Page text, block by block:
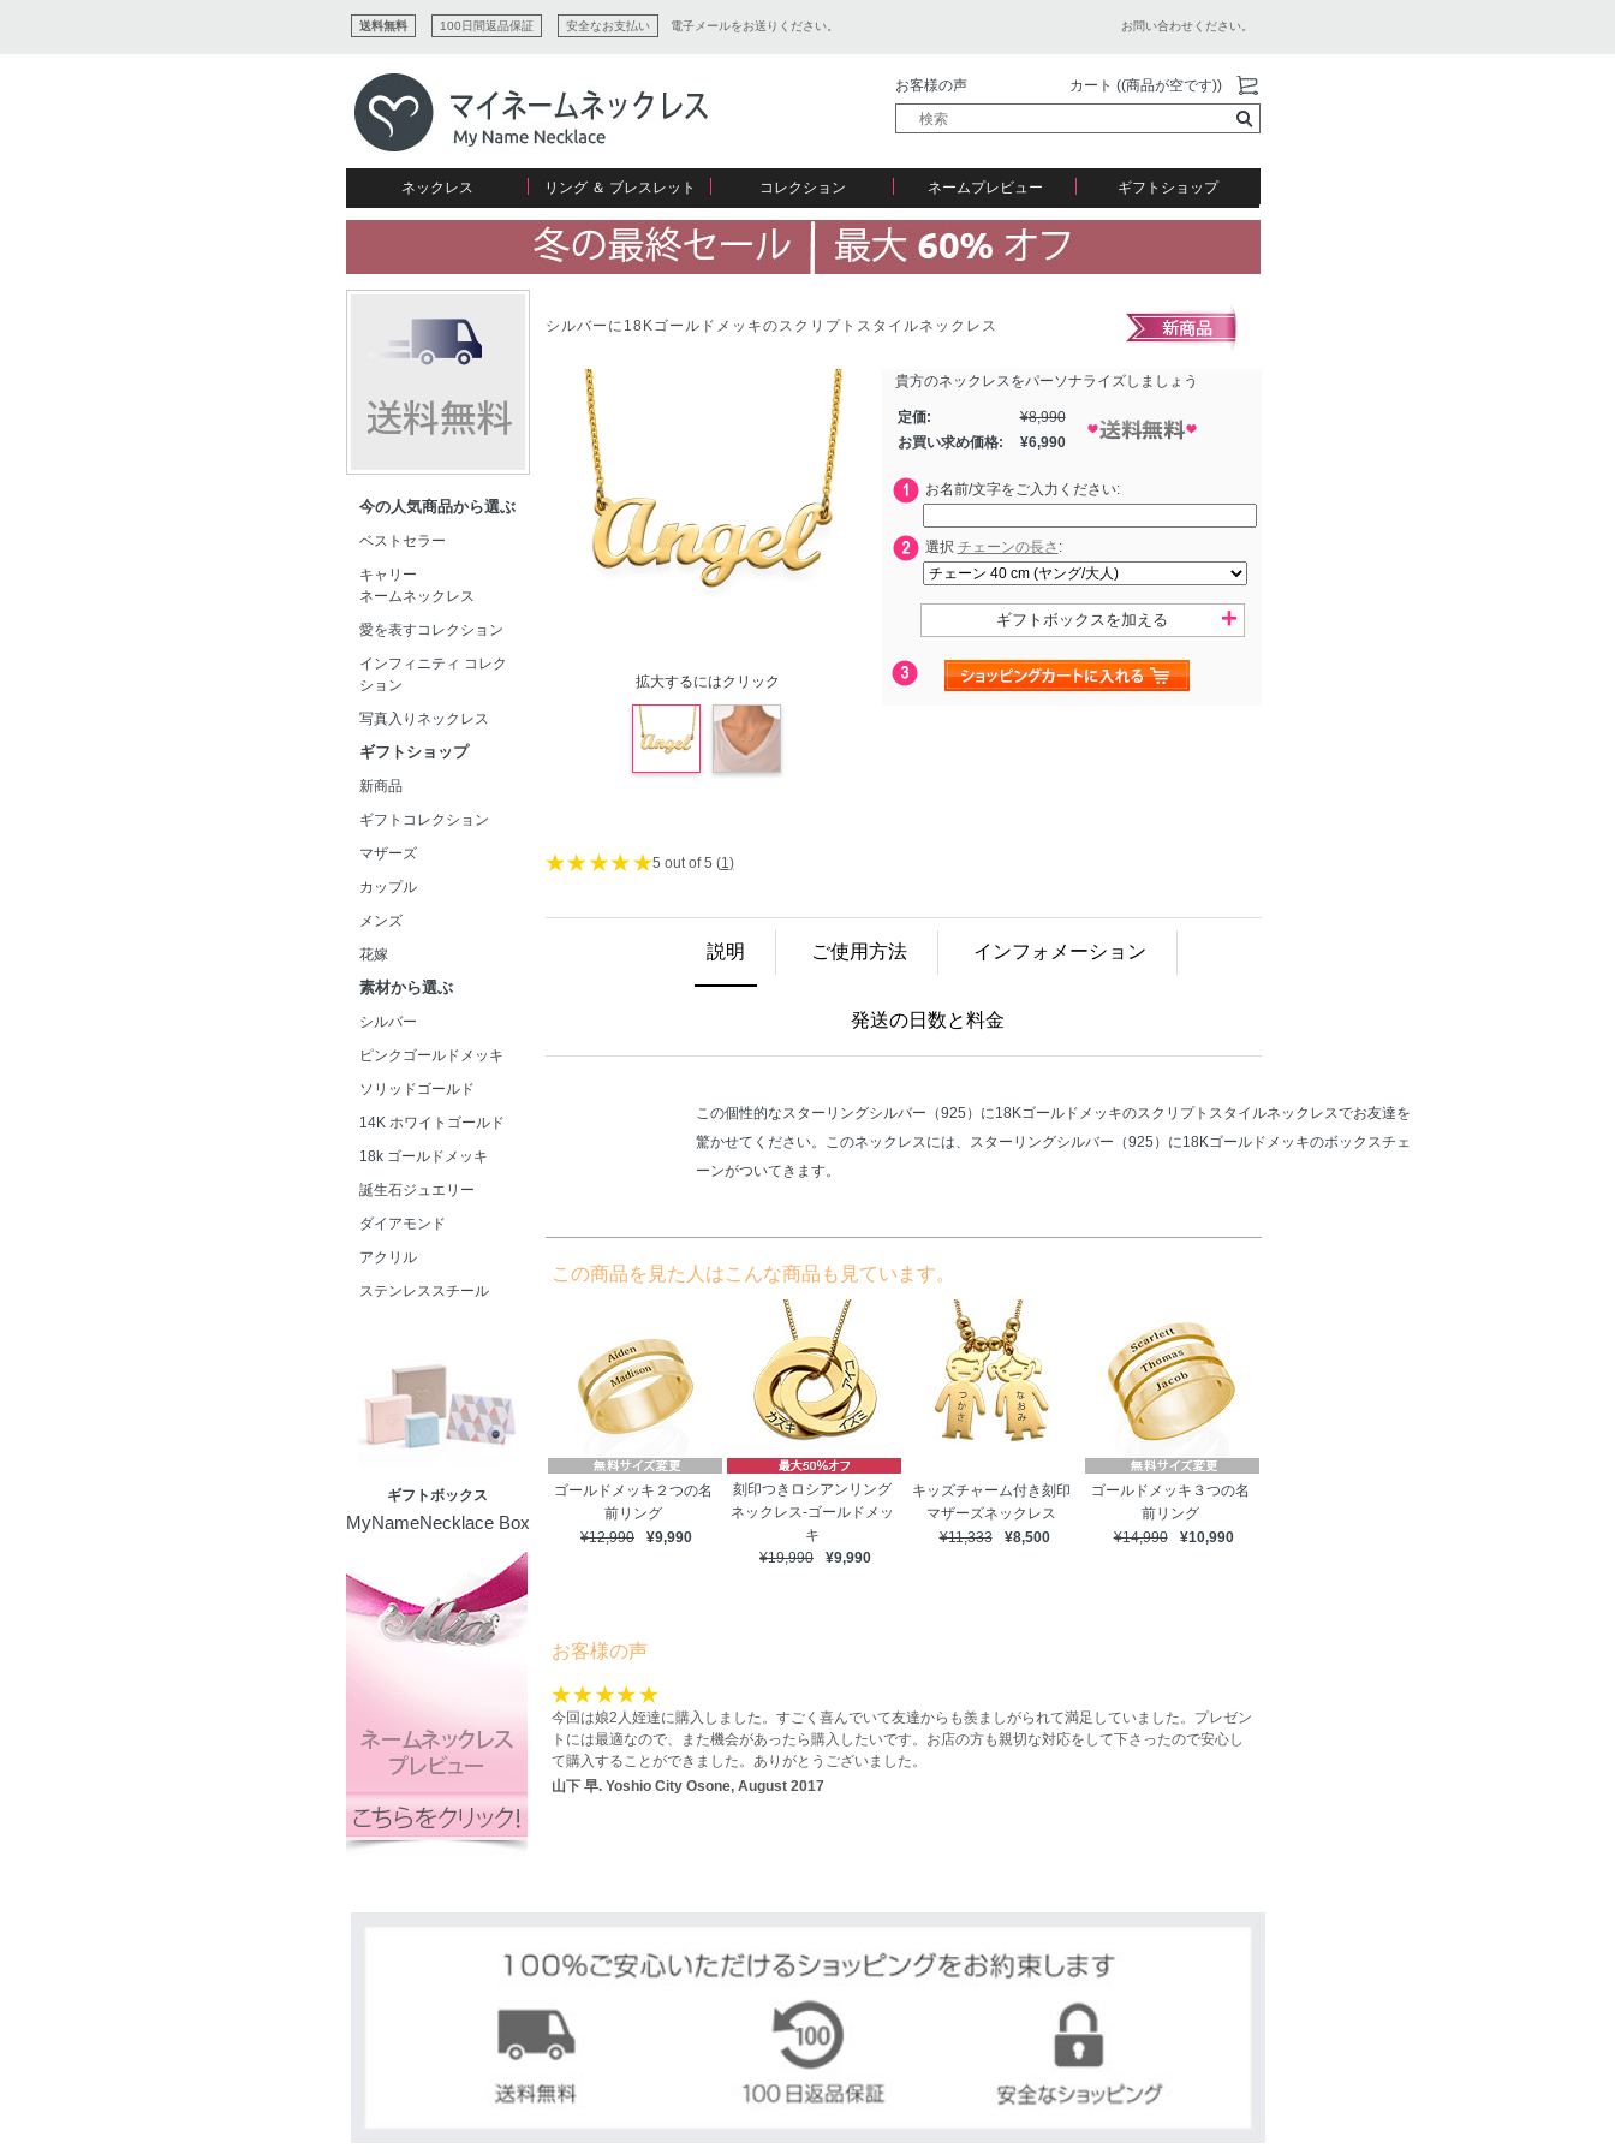
送料無料 100日間返品保証 安全なお支払い 電子メールをお送りください。 お問い合わせください。
お客様の声 カート ((商品が空です))
ネックレス
すべてコレクションを見る
ネームネックレス
プチネームネックレス
リング ＆ ブレスレット
リング
愛のブレスレット
コレクション
愛を表すコレクション
イニシャルジュエリー
誕生石コレクション
バーネックレスコレクション
ディスクとサークルのコレクション
ネームプレビュー
ネームプレビュー
ギフトショップ
マザーズ
メンズ
ギフトコレクション
今の人気商品から選ぶ
ベストセラー
キャリー
ネームネックレス
愛を表すコレクション
インフィニティ コレク
ション
写真入りネックレス
ギフトショップ
新商品
ギフトコレクション
マザーズ
カップル
メンズ
花嫁
素材から選ぶ
シルバー
ピンクゴールドメッキ
ソリッドゴールド
14K ホワイトゴールド
18k ゴールドメッキ
誕生石ジュエリー
ダイアモンド
アクリル
ステンレススチール
ギフトボックス
MyNameNecklace Box
シルバーに18Kゴールドメッキのスクリプトスタイルネックレス
拡大するにはクリック
5 out of 5 (1)
貴方のネックレスをパーソナライズしましょう
定価: ¥8,990
お買い求め価格:
¥6,990
お名前/文字をご入力ください:
選択 チェーンの長さ :
ギフトボックスを加える
説明 ご使用方法 インフォメーション
発送の日数と料金
この個性的なスターリングシルバー（925）に18Kゴールドメッキのスクリプトスタイルネックレスでお友達を
驚かせてください。このネックレスには、スターリングシルバー（925）に18Kゴールドメッキのボックスチェ
ーンがついてきます。
この商品を見た人はこんな商品も見ています。
ゴールドメッキ２つの名
前リング
¥12,990
¥9,990
刻印つきロシアンリング
ネックレス-ゴールドメッ
キ
¥19,990
¥9,990
キッズチャーム付き刻印
マザーズネックレス
¥11,333
¥8,500
ゴールドメッキ３つの名
前リング
¥14,990
¥10,990
お客様の声
今回は娘2人姪達に購入しました。すごく喜んでいて友達からも羨ましがられて満足していました。プレゼン
トには最適なので、また機会があったら購入したいです。お店の方も親切な対応をして下さったので安心し
て購入することができました。ありがとうございました。
山下 早.Yoshio City Osone, August 2017